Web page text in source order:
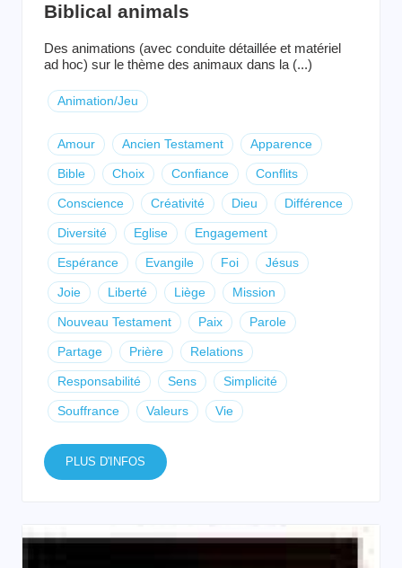
Biblical animals
Des animations (avec conduite détaillée et matériel
ad hoc) sur le thème des animaux dans la (...)
Animation/Jeu
Amour Ancien Testament Apparence
Bible Choix Confiance Conflits
Conscience Créativité Dieu Différence
Diversité Eglise Engagement
Espérance Evangile Foi Jésus
Joie Liberté Liège Mission
Nouveau Testament Paix Parole
Partage Prière Relations
Responsabilité Sens Simplicité
Souffrance Valeurs Vie
PLUS D'INFOS